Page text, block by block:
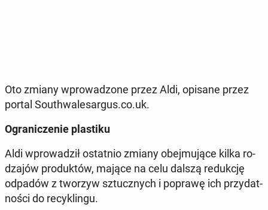
Oto zmiany wpro­wa­dzo­ne przez Aldi, opisane przez
portal So­uth­wa­le­sar­gus.co.uk.
Ogra­ni­cze­nie pla­sti­ku
Aldi wpro­wa­dził ostat­nio zmiany obej­mu­ją­ce kilka ro­
dza­jów pro­duk­tów, mające na celu dalszą re­duk­cję
odpadów z tworzyw sztucz­nych i poprawę ich przy­dat­
no­ści do re­cy­klin­gu.